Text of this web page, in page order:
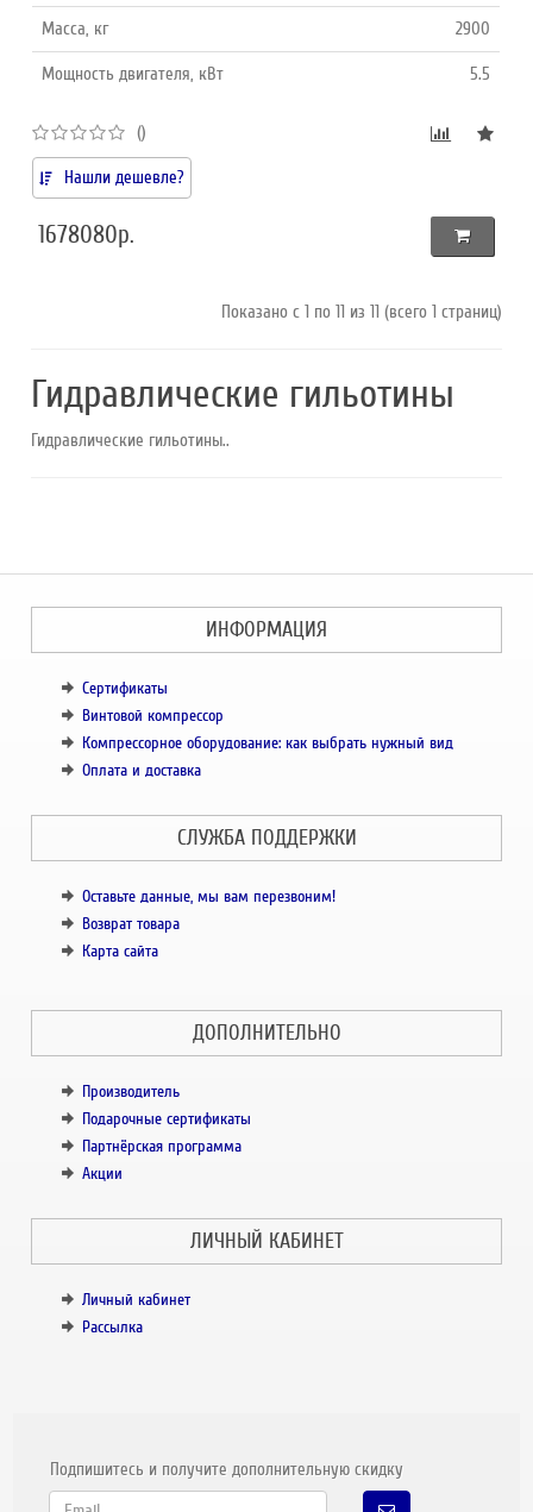
Масса, кг 2900
Мощность двигателя, кВт 5.5
()
Нашли дешевле?
1678080р.
Показано с 1 по 11 из 11 (всего 1 страниц)
Гидравлические гильотины
Гидравлические гильотины..
ИНФОРМАЦИЯ
Сертификаты
Винтовой компрессор
Компрессорное оборудование: как выбрать нужный вид
Оплата и доставка
СЛУЖБА ПОДДЕРЖКИ
Оставьте данные, мы вам перезвоним!
Возврат товара
Карта сайта
ДОПОЛНИТЕЛЬНО
Производитель
Подарочные сертификаты
Партнёрская программа
Акции
ЛИЧНЫЙ КАБИНЕТ
Личный кабинет
Рассылка
Подпишитесь и получите дополнительную скидку